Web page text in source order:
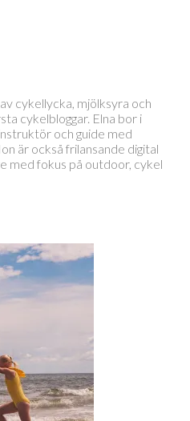
cykellycka, mjölksyra och
cykelbloggar. Elna bor i
och guide med
är också frilansande digital
med fokus på outdoor, cykel